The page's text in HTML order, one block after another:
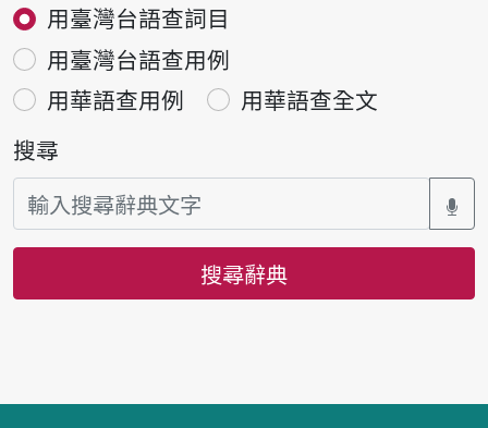
用臺灣台語查詞目
用臺灣台語查用例
用華語查用例
用華語查全文
搜尋
搜尋辭典